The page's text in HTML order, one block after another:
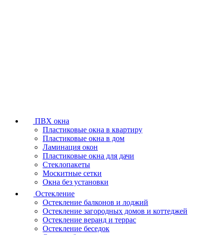
ПВХ окна
Пластиковые окна в квартиру
Пластиковые окна в дом
Ламинация окон
Пластиковые окна для дачи
Стеклопакеты
Москитные сетки
Окна без установки
Остекление
Остекление балконов и лоджий
Остекление загородных домов и коттеджей
Остекление веранд и террас
Остекление беседок